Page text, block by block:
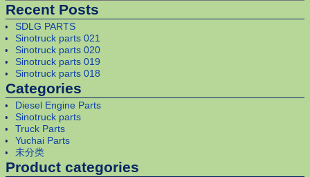
Recent Posts
SDLG PARTS
Sinotruck parts 021
Sinotruck parts 020
Sinotruck parts 019
Sinotruck parts 018
Categories
Diesel Engine Parts
Sinotruck parts
Truck Parts
Yuchai Parts
未分类
Product categories